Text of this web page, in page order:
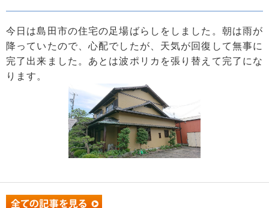
今日は島田市の住宅の足場ばらしをしました。朝は雨が
降っていたので、心配でしたが、天気が回復して無事に
完了出来ました。あとは波ポリカを張り替えて完了にな
ります。